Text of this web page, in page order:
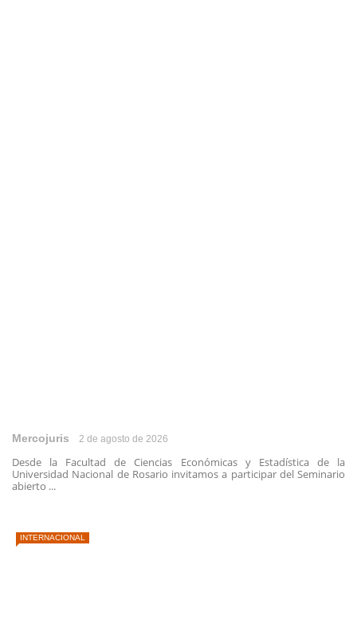
Mercojuris 2 de agosto de 2026
Desde la Facultad de Ciencias Económicas y Estadística de la
Universidad Nacional de Rosario invitamos a participar del Seminario
abierto ...
INTERNACIONAL